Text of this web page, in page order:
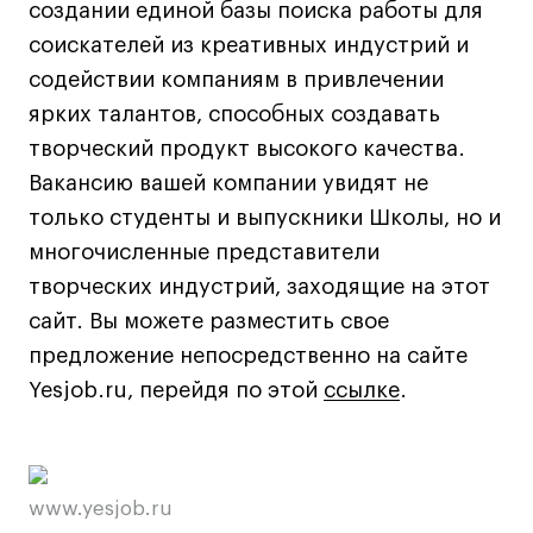
Britanka New Creatives
Fashion Summer
Проект с Microsoft
Подобрать программу
Войти в кампус
Получить сертификат
создании единой базы поиска работы для
соискателей из креативных индустрий и
содействии компаниям в привлечении
ярких талантов, способных создавать
творческий продукт высокого качества.
Вакансию вашей компании увидят не
только студенты и выпускники Школы, но и
многочисленные представители
творческих индустрий, заходящие на этот
сайт. Вы можете разместить свое
предложение непосредственно на сайте
Yesjob.ru, перейдя по этой ссылке
ссылке
ссылке.
www.yesjob.ru